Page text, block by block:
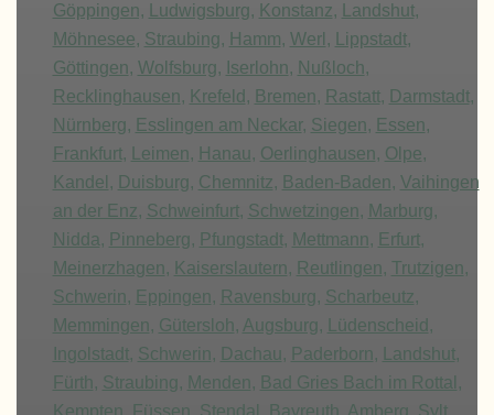
Göppingen,
Ludwigsburg, Konstanz, Landshut,
Möhnesee, Straubing, Hamm, Werl , Lippstadt,
Göttingen, Wolfsburg, Iserlohn, Nußloch,
Recklinghausen, Krefeld , Bremen, Rastatt, Darmstadt,
Nürnberg, Esslingen am Neckar, Siegen, Essen,
Frankfurt, Leimen, Hanau, Oerlinghausen, Olpe,
Kandel , Duisburg, Chemnitz, Baden-Baden, Vaihingen
an der Enz, Schweinfurt, Schwetzingen, Marburg,
Nidda, Pinneberg, Pfungstadt, Mettmann, Erfurt,
Meinerzhagen, Kaiserslautern, Reutlingen, Trutzigen,
Schwerin, Eppingen, Ravensburg, Scharbeutz,
Memmingen, Gütersloh, Augsburg, Lüdenscheid ,
Ingolstadt, Schwerin, Dachau, Paderborn, Landshut,
Fürth, Straubing, Menden, Bad Gries Bach im Rottal ,